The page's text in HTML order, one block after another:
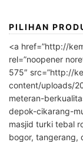
PILIHAN
<a href=”http://
rel=”noopener
575″ src=”http://
content/uploads/
meteran-
depok-cikarang-
masjid turki tebal
bogor, tangerang,